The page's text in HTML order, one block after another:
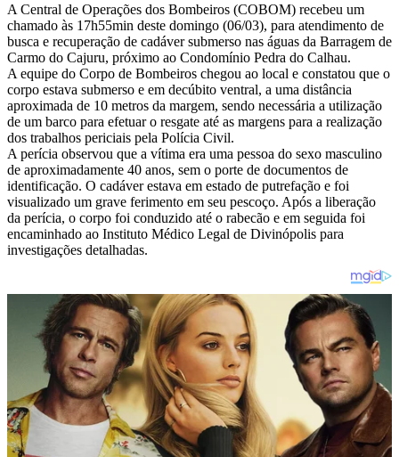
A Central de Operações dos Bombeiros (COBOM) recebeu um
chamado às 17h55min deste domingo (06/03), para atendimento de
busca e recuperação de cadáver submerso nas águas da Barragem de
Carmo do Cajuru, próximo ao Condomínio Pedra do Calhau.
A equipe do Corpo de Bombeiros chegou ao local e constatou que o
corpo estava submerso e em decúbito ventral, a uma distância
aproximada de 10 metros da margem, sendo necessária a utilização
de um barco para efetuar o resgate até as margens para a realização
dos trabalhos periciais pela Polícia Civil.
A perícia observou que a vítima era uma pessoa do sexo masculino
de aproximadamente 40 anos, sem o porte de documentos de
identificação. O cadáver estava em estado de putrefação e foi
visualizado um grave ferimento em seu pescoço. Após a liberação
da perícia, o corpo foi conduzido até o rabecão e em seguida foi
encaminhado ao Instituto Médico Legal de Divinópolis para
investigações detalhadas.